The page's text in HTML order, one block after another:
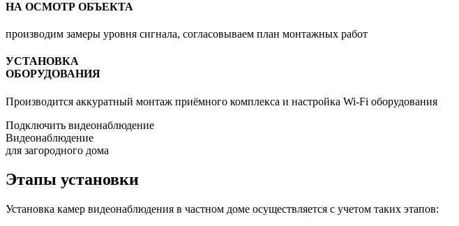
НА ОСМОТР ОБЪЕКТА
производим замеры уровня сигнала, согласовываем план монтажных работ
УСТАНОВКА
ОБОРУДОВАНИЯ
Производится аккуратный монтаж приёмного комплекса и настройка Wi-Fi оборудования
Подключить видеонаблюдение
Видеонаблюдение
для загородного дома
Этапы установки
Установка камер видеонаблюдения в частном доме осуществляется с учетом таких этапов: